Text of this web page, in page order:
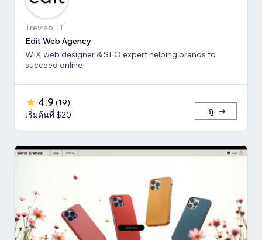
Treviso, IT
Edit Web Agency
WIX web designer & SEO expert helping brands to
succeed online
4.9 (19)
เริ่มต้นที่ $20
ดู